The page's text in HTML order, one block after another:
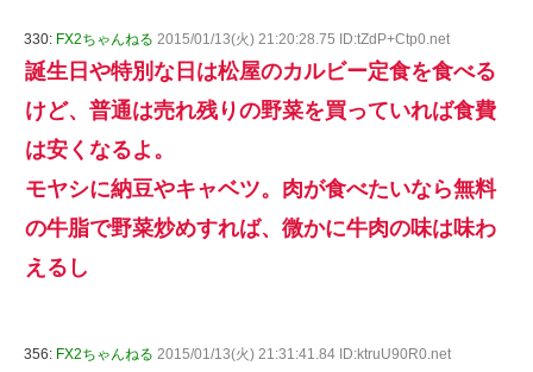
330: FX2ちゃんねる 2015/01/13(火) 21:20:28.75 ID:tZdP+Ctp0.net
誕生日や特別な日は松屋のカルビー定食を食べる
けど、普通は売れ残りの野菜を買っていれば食費
は安くなるよ。
モヤシに納豆やキャベツ。肉が食べたいなら無料
の牛脂で野菜炒めすれば、微かに牛肉の味は味わ
えるし
356: FX2ちゃんねる 2015/01/13(火) 21:31:41.84 ID:ktruU90R0.net